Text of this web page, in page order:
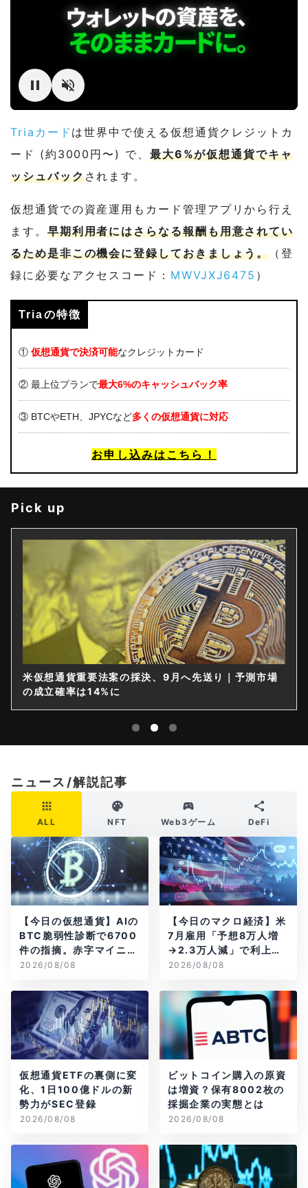
Triaカード は世界中で使える仮想通貨クレジットカ
ード (約3000円〜) で、 最大6%が仮想通貨でキャ
ッシュバックされます。
仮想通貨での資産運用もカード管理アプリから行え
ます。 早期利用者にはさらなる報酬も用意されてい
るため是非この機会に登録しておきましょう。 （登
録に必要なアクセスコード： MWVJXJ6475 ）
Triaの特徴
① 仮想通貨で決済可能なクレジットカード
② 最上位プランで最大6%のキャッシュバック率
③ BTCやETH、JPYCなど多くの仮想通貨に対応
お申し込みはこちら！
Pick up
米仮想通貨重要法案の採決、9月へ先送り｜予測市場
の成立確率は14%に
ニュース/解説記事
ALL NFT Web3ゲーム DeFi
【今日の仮想通貨】AIの
BTC脆弱性診断で6700
件の指摘。赤字マイニン
グ企業はAIに賭ける
2026/08/08
【今日のマクロ経済】米
7月雇用「予想8万人増
→2.3万人減」で利上げ
観測後退
2026/08/08
仮想通貨ETFの裏側に変
化、1日100億ドルの新
勢力がSEC登録
2026/08/08
ビットコイン購入の原資
は増資？保有8002枚の
採掘企業の実態とは
2026/08/08